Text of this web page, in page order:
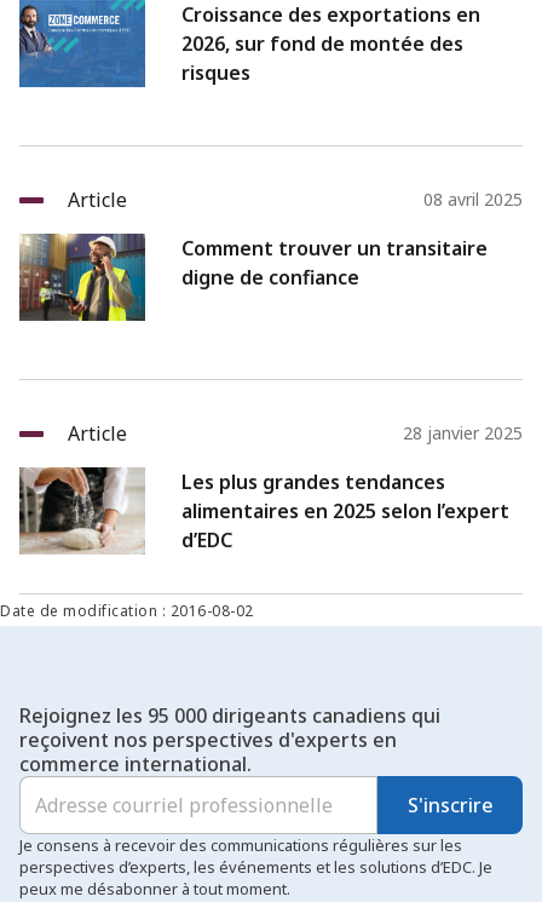
Croissance des exportations en
2026, sur fond de montée des
risques
Article 08 avril 2025
Comment trouver un transitaire
digne de confiance
Article 28 janvier 2025
Les plus grandes tendances
alimentaires en 2025 selon l’expert
d’EDC
Date de modification : 2016-08-02
Rejoignez les 95 000 dirigeants canadiens qui
reçoivent nos perspectives d'experts en
commerce international.
S'inscrire
Je consens à recevoir des communications régulières sur les
perspectives d’experts, les événements et les solutions d’EDC. Je
peux me désabonner à tout moment.